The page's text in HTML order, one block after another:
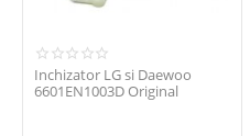
Inchizator LG si Daewoo
6601EN1003D Original